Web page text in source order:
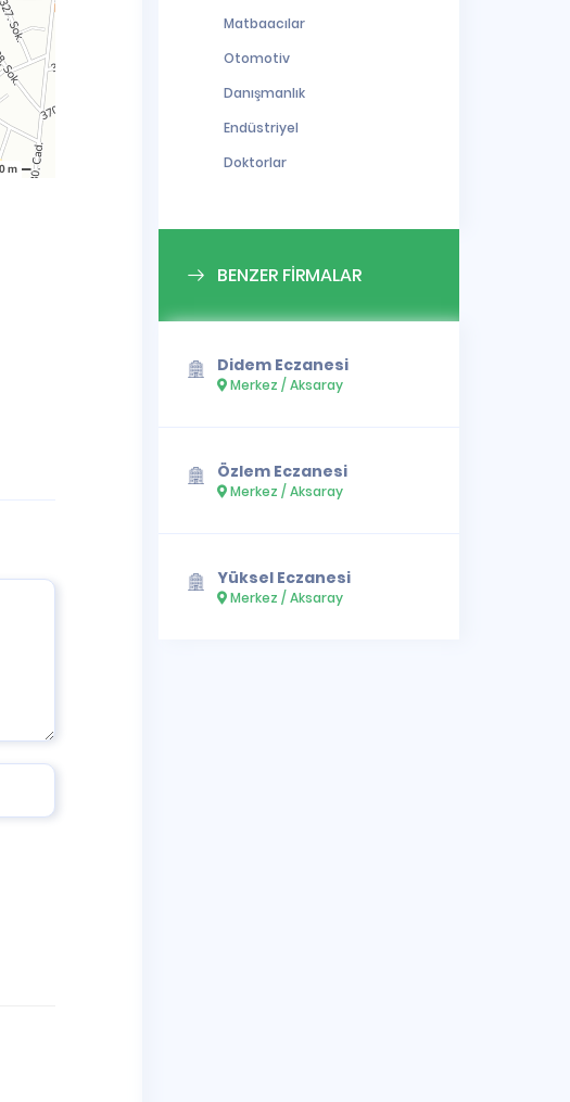
Matbaacılar
Otomotiv
Danışmanlık
Endüstriyel
Doktorlar
BENZER FİRMALAR
Didem Eczanesi
Merkez / Aksaray
Özlem Eczanesi
Merkez / Aksaray
Yüksel Eczanesi
Merkez / Aksaray